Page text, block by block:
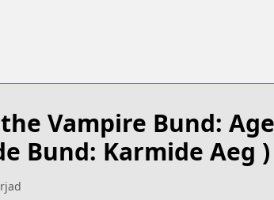
Vampire Bund:
Bund: Karmide Aeg )